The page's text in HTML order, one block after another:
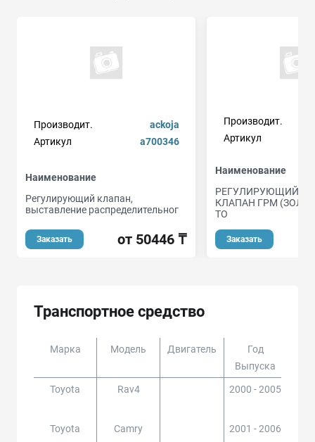
Производит.
ackoja
Артикул
a700346
Наименование
Регулирующий клапан,
выставление распределительног
Заказать от 50446 ₸
Производит.
Артикул
Наименование
РЕГУЛИРУЮЩИЙ
КЛАПАН ГРМ
TO
Заказать
Транспортное средство
Марка Модель Двигатель
Год
Выпуска
Toyota Rav4 2000 - 2005
Toyota
Camry 2001 - 2006